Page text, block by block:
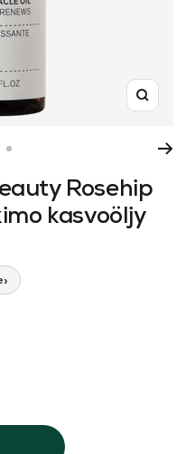
sivulle
Rosehip
kasvoöljy
›